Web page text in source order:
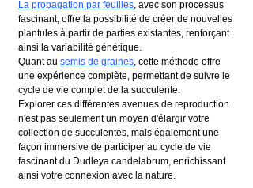
La propagation par feuilles , avec son processus
fascinant, offre la possibilité de créer de nouvelles
plantules à partir de parties existantes, renforçant
ainsi la variabilité génétique.
Quant au semis de graines , cette méthode offre
une expérience complète, permettant de suivre le
cycle de vie complet de la succulente.
Explorer ces différentes avenues de reproduction
n'est pas seulement un moyen d'élargir votre
collection de succulentes, mais également une
façon immersive de participer au cycle de vie
fascinant du Dudleya candelabrum, enrichissant
ainsi votre connexion avec la nature.